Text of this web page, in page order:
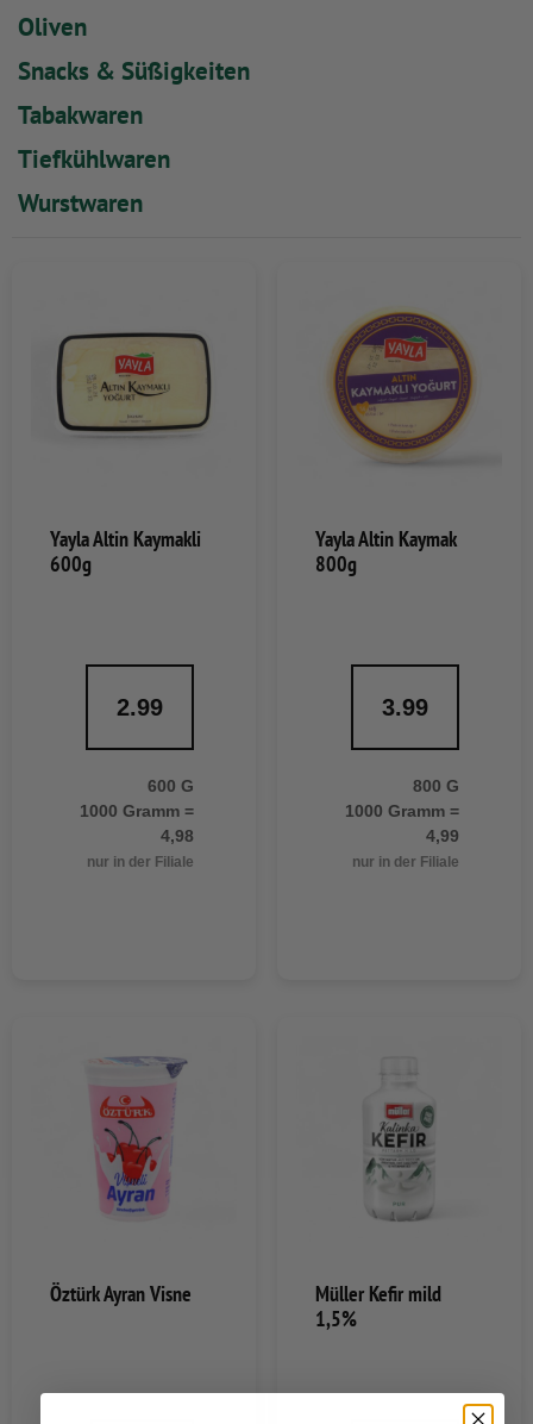
Oliven
Snacks & Süßigkeiten
Tabakwaren
Tiefkühlwaren
Wurstwaren
Yayla Altin Kaymakli
600g
2.99
600 G
1000 Gramm =
4,98
nur in der Filiale
Yayla Altin Kaymak
800g
3.99
800 G
1000 Gramm =
4,99
nur in der Filiale
Öztürk Ayran Visne
Müller Kefir mild
1,5%